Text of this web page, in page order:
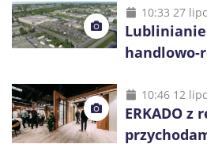
10:33 27
handlowo-
10:46 12
ERKADO z